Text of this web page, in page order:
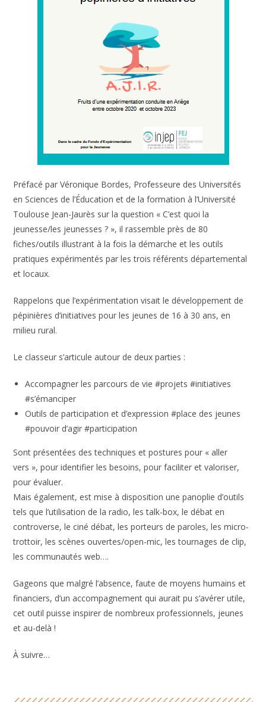
Préfacé par Véronique Bordes, Professeure des Universités
en Sciences de l’Éducation et de la formation à l’Université
Toulouse Jean-Jaurès sur la question « C’est quoi la
jeunesse/les jeunesses ? », il rassemble près de 80
fiches/outils illustrant à la fois la démarche et les outils
pratiques expérimentés par les trois référents départemental
et locaux.
Rappelons que l’expérimentation visait le développement de
pépinières d’initiatives pour les jeunes de 16 à 30 ans, en
milieu rural.
Le classeur s’articule autour de deux parties :
Accompagner les parcours de vie #projets #initiatives
#s’émanciper
Outils de participation et d’expression #place des jeunes
#pouvoir d’agir #participation
Sont présentées des techniques et postures pour « aller
vers », pour identifier les besoins, pour faciliter et valoriser,
pour évaluer.
Mais également, est mise à disposition une panoplie d’outils
tels que l’utilisation de la radio, les talk-box, le débat en
controverse, le ciné débat, les porteurs de paroles, les micro-
trottoir, les scènes ouvertes/open-mic, les tournages de clip,
les communautés web….
Gageons que malgré l’absence, faute de moyens humains et
financiers, d’un accompagnement qui aurait pu s’avérer utile,
cet outil puisse inspirer de nombreux professionnels, jeunes
et au-delà !
À suivre…